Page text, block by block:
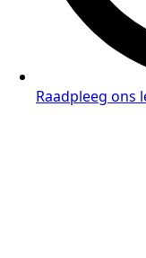
Raadpleeg ons